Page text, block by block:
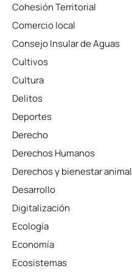
Cohesión Territorial
Comercio local
Consejo Insular de Aguas
Cultivos
Cultura
Delitos
Deportes
Derecho
Derechos Humanos
Derechos y bienestar animal
Desarrollo
Digitalización
Ecología
Economía
Ecosistemas